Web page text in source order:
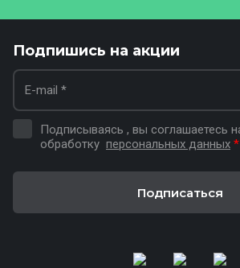
Подпишись на акции
Подписываясь , вы соглашаетесь
обработку персональных данных *
Подписаться